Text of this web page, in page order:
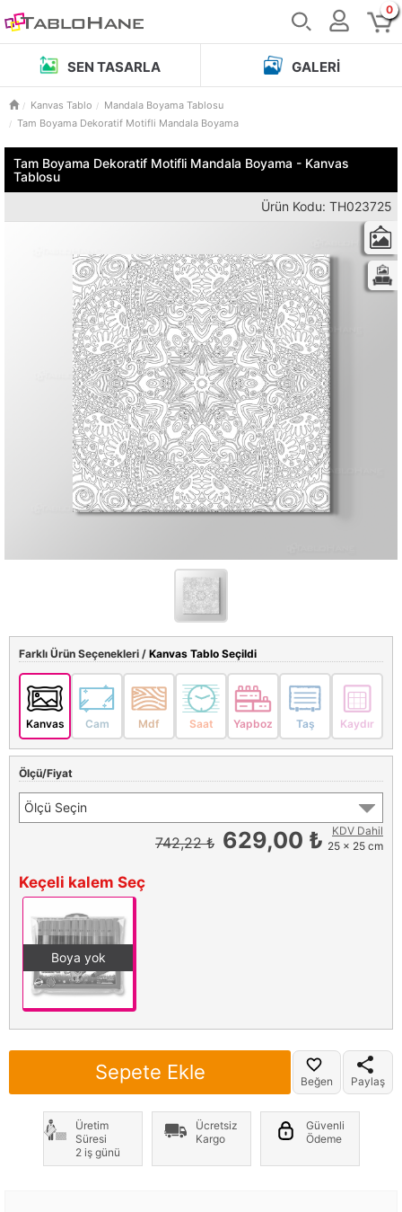
0
SEN TASARLA GALERI
Kanvas Tablo
Mandala Boyama Tablosu
Tam Boyama Dekoratif Motifli Mandala Boyama
Tam Boyama Dekoratif Motifli Mandala Boyama - Kanvas
Tablosu
Ürün Kodu: TH023725
Farklı Ürün Seçenekleri / Kanvas Tablo Seçildi
Kanvas Cam Mdf Saat Yapboz Taş Kaydır
Ölçü/Fiyat
Ölçü Seçin
742,22 ₺ 629,00 ₺
KDV Dahil
25 x 25 cm
Keçeli kalem Seç
Boya yok
Sepete Ekle Beğen Paylaş
Üretim
Süresi
2 iş günü
Ücretsiz
Kargo
Güvenli
Ödeme